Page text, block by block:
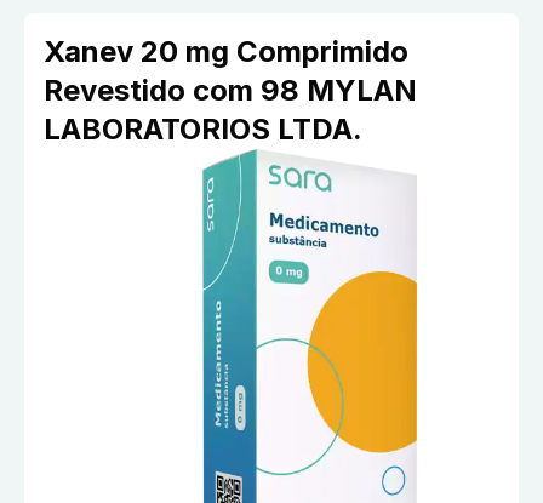
Xanev 20 mg Comprimido
Revestido com 98 MYLAN
LABORATORIOS LTDA.